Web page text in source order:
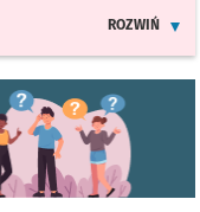
ROZWIŃ
się w nowej karcie